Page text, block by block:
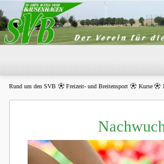
to
content
Rund um den SVB Freizeit- und Breitensport Kurse